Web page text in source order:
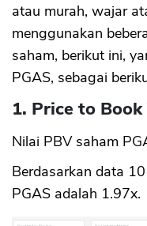
atau murah, wajar
menggunakan
saham, berikut ini,
PGAS, sebagai
1. Price to
Nilai PBV saham
Berdasarkan data
PGAS adalah 1.97x.